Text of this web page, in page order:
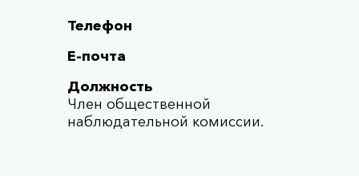
Телефон
Е-почта
Должность
Член общественной
наблюдательной комиссии.